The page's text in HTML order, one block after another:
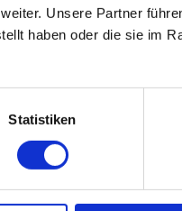
Unsere Partner
haben oder die sie im
Statistiken